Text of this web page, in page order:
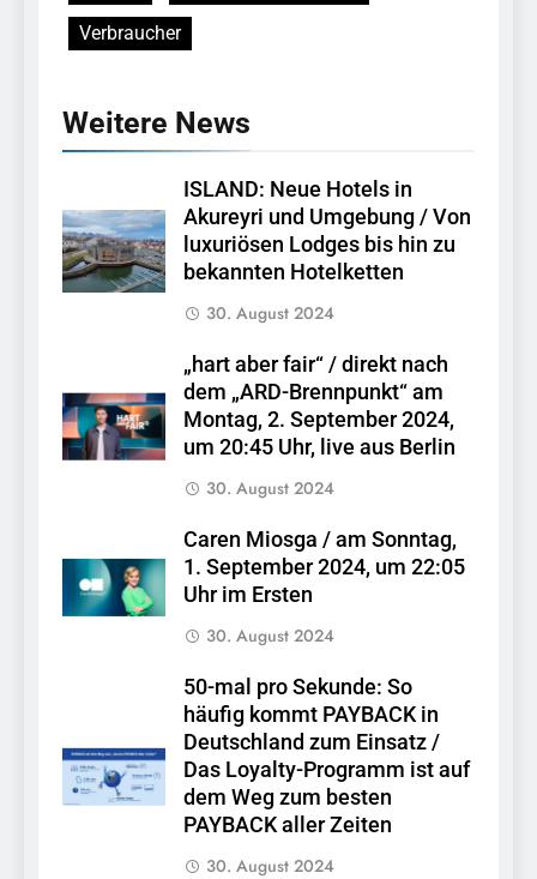
Verbraucher
Weitere News
ISLAND: Neue Hotels in
Akureyri und Umgebung / Von
luxuriösen Lodges bis hin zu
bekannten Hotelketten
30. August 2024
„hart aber fair“ / direkt nach
dem „ARD-Brennpunkt“ am
Montag, 2. September 2024,
um 20:45 Uhr, live aus Berlin
30. August 2024
Caren Miosga / am Sonntag,
1. September 2024, um 22:05
Uhr im Ersten
30. August 2024
50-mal pro Sekunde: So
häufig kommt PAYBACK in
Deutschland zum Einsatz /
Das Loyalty-Programm ist auf
dem Weg zum besten
PAYBACK aller Zeiten
30. August 2024